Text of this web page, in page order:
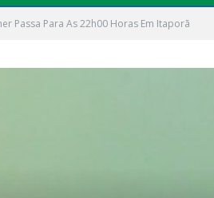
Passa Para As 22h00 Horas Em Itaporã